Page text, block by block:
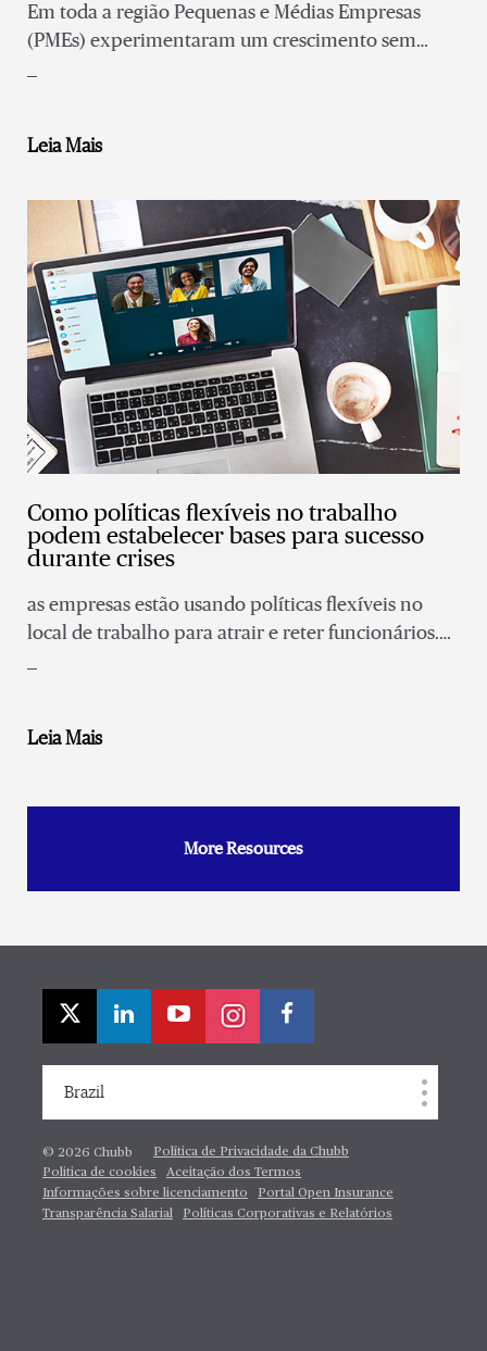
Em toda a região Pequenas e Médias Empresas
(PMEs) experimentaram um crescimento sem
Leia Mais
Como políticas flexíveis no trabalho
podem estabelecer bases para sucesso
durante crises
as empresas estão usando políticas flexíveis no
local de trabalho para atrair e reter funcionários.
Leia Mais
More Resources
Brazil
© 2026 Chubb
Política de Privacidade da Chubb
Politica de cookies
Aceitação dos Termos
Informações sobre licenciamento
Portal Open Insurance
Transparência Salarial
Políticas Corporativas e Relatórios